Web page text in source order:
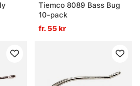
Tiemco 8089 Bass Bug
10-pack
fr. 55 kr